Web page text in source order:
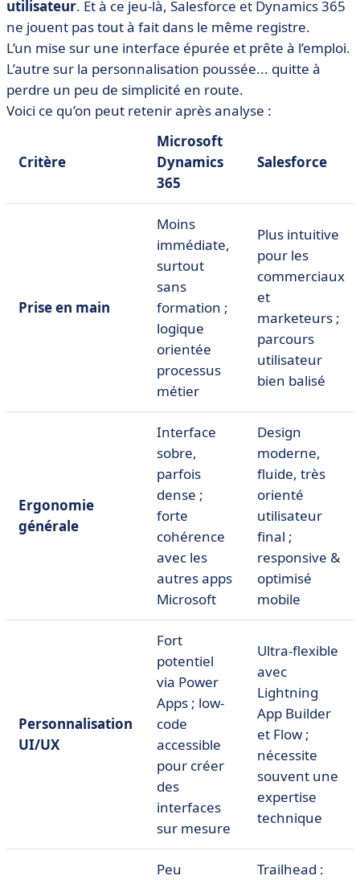
utilisateur. Et à ce jeu-là, Salesforce et Dynamics 365
ne jouent pas tout à fait dans le même registre.
L’un mise sur une interface épurée et prête à l’emploi.
L’autre sur la personnalisation poussée... quitte à
perdre un peu de simplicité en route.
Voici ce qu’on peut retenir après analyse :
Critère
Microsoft
Dynamics
365
Salesforce
Prise en main
Moins
immédiate,
surtout
sans
formation ;
logique
orientée
processus
métier
Plus intuitive
pour les
commerciaux
et
marketeurs ;
parcours
utilisateur
bien balisé
Ergonomie
générale
Interface
sobre,
parfois
dense ;
forte
cohérence
avec les
autres apps
Microsoft
Design
moderne,
fluide, très
orienté
utilisateur
final ;
responsive &
optimisé
mobile
Personnalisation
UI/UX
Fort
potentiel
via Power
Apps ; low-
code
accessible
pour créer
des
interfaces
sur mesure
Ultra-flexible
avec
Lightning
App Builder
et Flow ;
nécessite
souvent une
expertise
technique
Peu
Trailhead :